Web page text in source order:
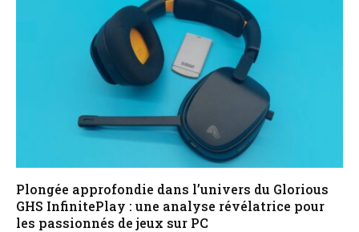
Plongée approfondie dans l’univers du Glorious
GHS InfinitePlay : une analyse révélatrice pour
les passionnés de jeux sur PC